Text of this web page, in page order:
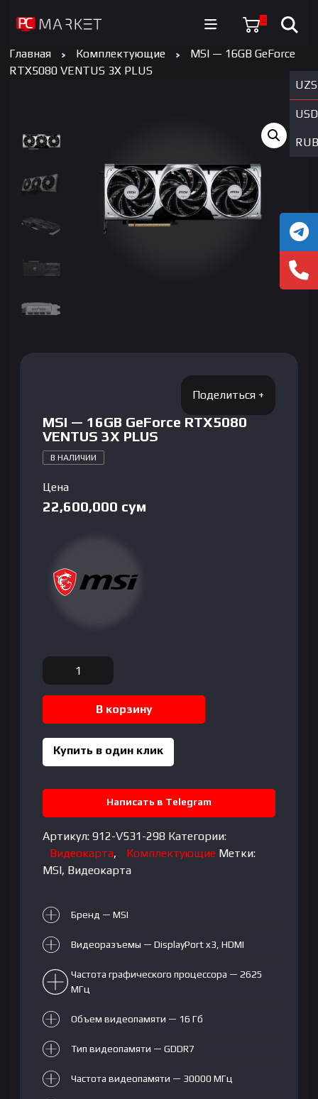
0
UZS
USD
RUB
Главная Комплектующие
MSI — 16GB GeForce
RTX5080 VENTUS 3X PLUS
MSI — 16GB GeForce RTX5080
VENTUS 3X PLUS
В НАЛИЧИИ
Цена
22,600,000 сум
Количество
товара
MSI
GeForce
RTX5080
PLUS
В корзину
Купить в один клик
Написать в Telegram
Артикул:912-V531-298 Категории:
Видеокарта, Комплектующие Метки:
MSI, Видеокарта
Бренд — MSI
Видеоразъемы —DisplayPort x3,HDMI
Частота графического процессора — 2625
МГц
Объем видеопамяти — 16 Гб
Тип видеопамяти — GDDR7
Частота видеопамяти — 30000 МГц